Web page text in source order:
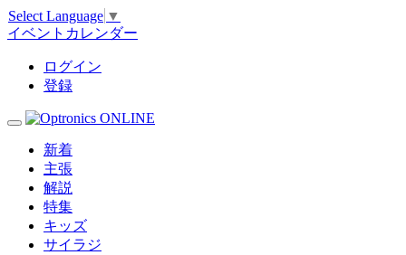
Select Language ▼
イベントカレンダー
ログイン
登録
新着
主張
解説
特集
キッズ
サイラジ